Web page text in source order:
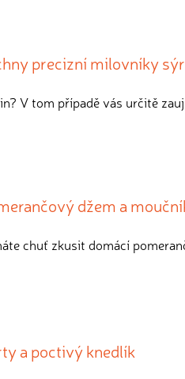
precizní milovníky
V tom případě vás určitě
džem a
chuť zkusit domácí
a poctivý knedlík